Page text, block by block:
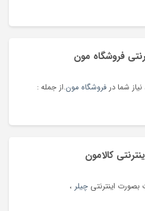
فروشگاه مون
شما درفروشگاه مون.از جمله :
کالامون
اینترنتی چیلر ،